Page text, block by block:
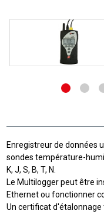
Enregistreur de données
sondes température-
K, J, S, B, T, N.
Le Multilogger peut être
Ethernet ou fonctionner
Un certificat